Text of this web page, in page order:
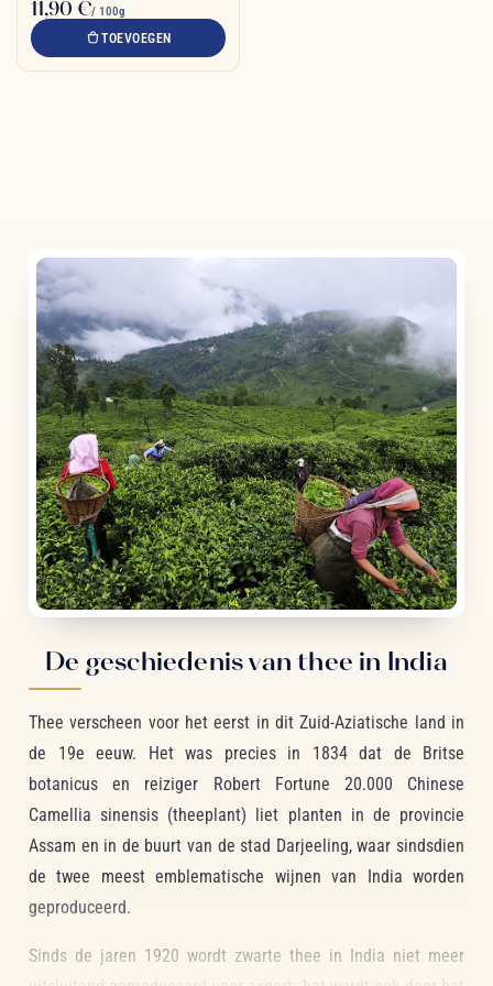
11,90 €/ 100g
TOEVOEGEN
De geschiedenis van thee in India
Thee verscheen voor het eerst in dit Zuid-Aziatische land in
de 19e eeuw. Het was precies in 1834 dat de Britse
botanicus en reiziger Robert Fortune 20.000 Chinese
Camellia sinensis (theeplant) liet planten in de provincie
Assam en in de buurt van de stad Darjeeling, waar sindsdien
de twee meest emblematische wijnen van India worden
geproduceerd.
Sinds de jaren 1920 wordt zwarte thee in India niet meer